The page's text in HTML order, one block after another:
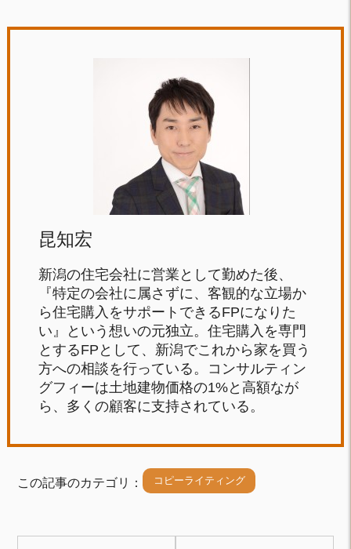
昆知宏
新潟の住宅会社に営業として勤めた後、
『特定の会社に属さずに、客観的な立場か
ら住宅購入をサポートできるFPになりた
い』という想いの元独立。住宅購入を専門
とするFPとして、新潟でこれから家を買う
方への相談を行っている。コンサルティン
グフィーは土地建物価格の1%と高額なが
ら、多くの顧客に支持されている。
この記事のカテゴリ： コピーライティング